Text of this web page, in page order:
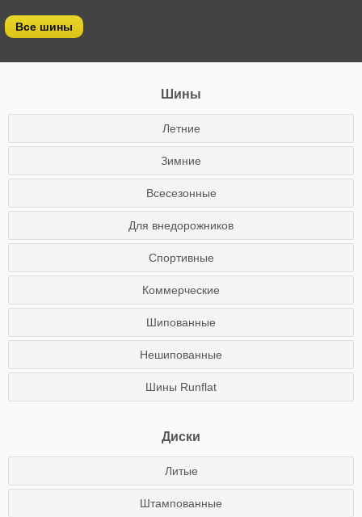
Все шины
Шины
Летние
Зимние
Всесезонные
Для внедорожников
Спортивные
Коммерческие
Шипованные
Нешипованные
Шины Runflat
Диски
Литые
Штампованные